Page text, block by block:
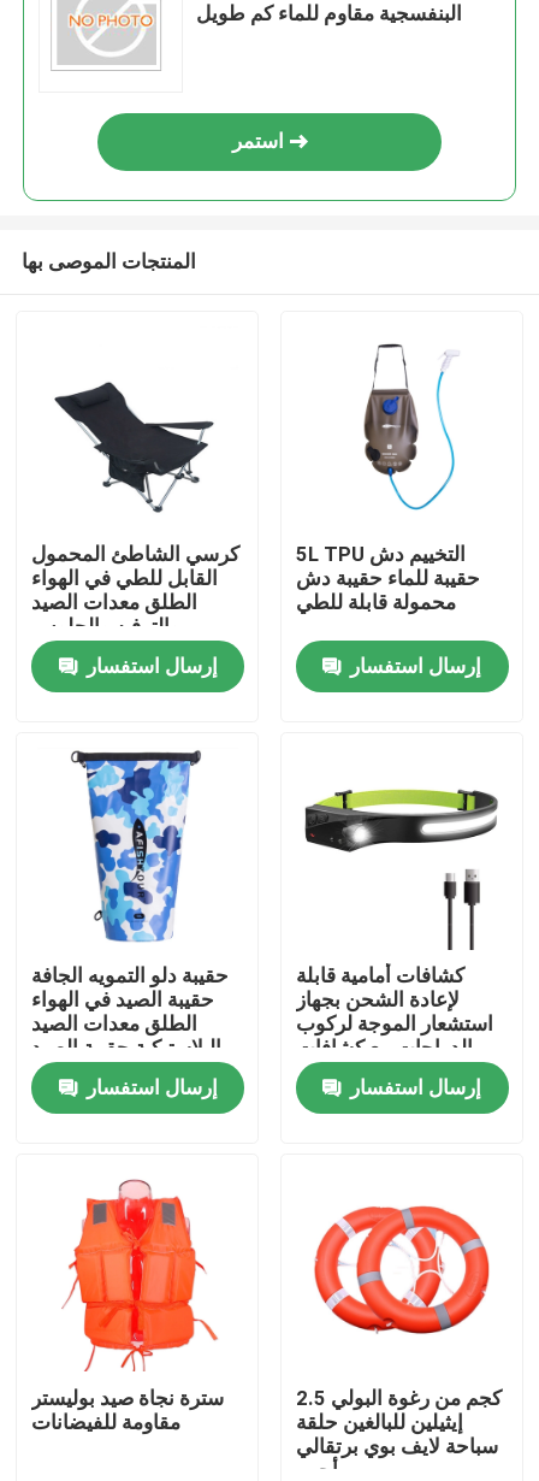
منزل
حول بنا
البنفسجية مقاوم للماء كم طويل
استمر
المنتجات الموصى بها
كرسي الشاطئ المحمول
القابل للطي في الهواء
الطلق معدات الصيد
والترفيه والجلوس
والكذب
إرسال استفسار
5L TPU التخييم دش
حقيبة للماء حقيبة دش
محمولة قابلة للطي
إرسال استفسار
حقيبة دلو التمويه الجافة
حقيبة الصيد في الهواء
الطلق معدات الصيد
البلاستيكية حقيبة الصيد
الجافة المضادة للماء
إرسال استفسار
كشافات أمامية قابلة
لإعادة الشحن بجهاز
استشعار الموجة لركوب
الدراجات مع كشافات
USB قابلة لإعادة الشحن
إرسال استفسار
سترة نجاة صيد بوليستر
مقاومة للفيضانات
2.5 كجم من رغوة البولي
إيثيلين للبالغين حلقة
سباحة لايف بوي برتقالي
أحمر